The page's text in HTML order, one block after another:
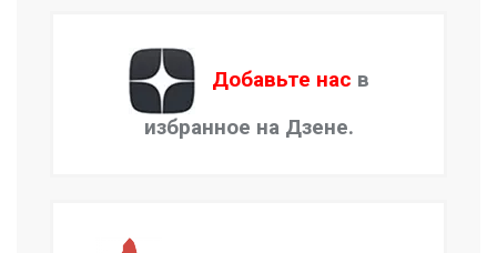
Добавьте нас в
избранное на Дзене.